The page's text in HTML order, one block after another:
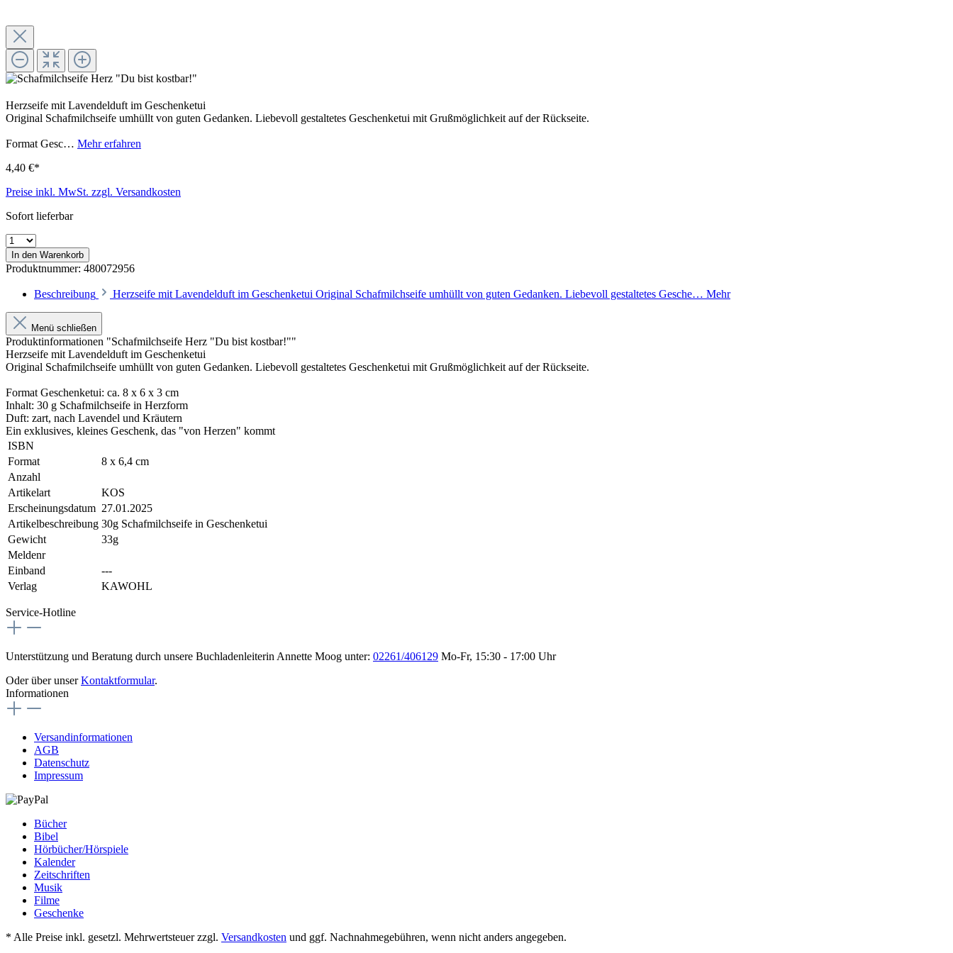
Herzseife mit Lavendelduft im Geschenketui
Original Schafmilchseife umhüllt von guten Gedanken. Liebevoll gestaltetes Geschenketui mit Grußmöglichkeit auf der Rückseite.
Format Gesc… Mehr erfahren
4,40 €*
Preise inkl. MwSt. zzgl. Versandkosten
Sofort lieferbar
In den Warenkorb
Produktnummer: 480072956
Beschreibung Herzseife mit Lavendelduft im Geschenketui Original Schafmilchseife umhüllt von guten Gedanken. Liebevoll gestaltetes Gesche… Mehr
Menü schließen
Produktinformationen "Schafmilchseife Herz "Du bist kostbar!""
Herzseife mit Lavendelduft im Geschenketui
Original Schafmilchseife umhüllt von guten Gedanken. Liebevoll gestaltetes Geschenketui mit Grußmöglichkeit auf der Rückseite.
Format Geschenketui: ca. 8 x 6 x 3 cm
Inhalt: 30 g Schafmilchseife in Herzform
Duft: zart, nach Lavendel und Kräutern
Ein exklusives, kleines Geschenk, das "von Herzen" kommt
ISBN
Format
8 x 6,4 cm
Anzahl
Artikelart
KOS
Erscheinungsdatum 27.01.2025
Artikelbeschreibung 30g Schafmilchseife in Geschenketui
Gewicht
33g
Meldenr
Einband
---
Verlag
KAWOHL
Service-Hotline
Unterstützung und Beratung durch unsere Buchladenleiterin Annette Moog unter: 02261/406129 Mo-Fr, 15:30 - 17:00 Uhr
Oder über unserKontaktformular.
Informationen
Versandinformationen
AGB
Datenschutz
Impressum
Bücher
Bibel
Hörbücher/Hörspiele
Kalender
Zeitschriften
Musik
Filme
Geschenke
* Alle Preise inkl. gesetzl. Mehrwertsteuer zzgl. Versandkosten und ggf. Nachnahmegebühren, wenn nicht anders angegeben.